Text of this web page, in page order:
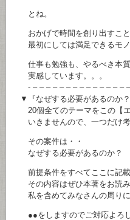
とね。
おかげで時間を創り出すこと
最初にしては満足できるモノ
仕事も勉強も、やるべき本質
実感しています。。。
- – – – – – – – – – – – – – –
▼『なぜする必要があるのか？
20個全てのテーマをこの【エ
いきませんので、一つだけ考
その案件は・・
なぜする必要があるのか？
前提条件をすべてここに記載
その内容はぜひ本著をお読み
私を含めてみなさんの周りに
●●をしますのでご対応よろし